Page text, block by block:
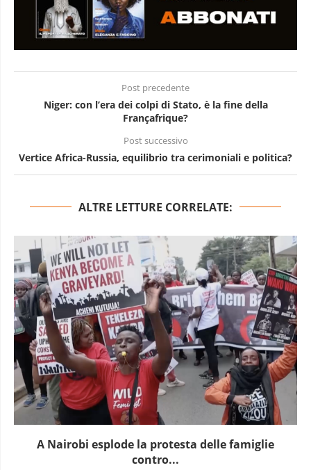
Post precedente
Niger: con l’era dei colpi di Stato, è la fine della
Françafrique?
Post successivo
Vertice Africa-Russia, equilibrio tra cerimoniali e politica?
ALTRE LETTURE CORRELATE:
A Nairobi esplode la protesta delle famiglie
contro...